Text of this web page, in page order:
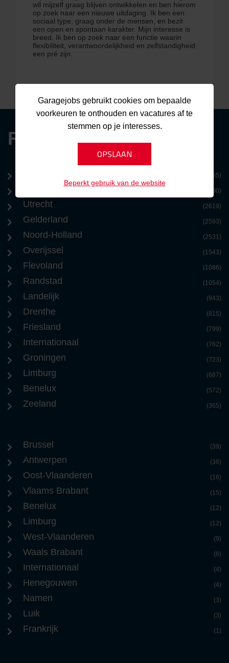
wil mijzelf graag blijven ontwikkelen en ben hierom
op zoek naar een nieuwe uitdaging. Ik ben een
sociaal type, graag onder de mensen, en bezit
een open en spontaan karakter. Mijn interesse is
breed. Ik ben op zoek naar een functie waarin
flexibiliteit, verantwoordelijkheid en zelfstandigheid
een pré zijn.
REGIO
(4155)
Noord-Brabant (3290)
Utrecht (2619)
Gelderland (2593)
Noord-Holland (2531)
Overijssel (1543)
Flevoland (1086)
Randstad (1054)
Landelijk (943)
Drenthe (815)
Friesland (799)
Internationaal (762)
Groningen (723)
Limburg (687)
Benelux (572)
Zeeland (365)
Brussel (39)
Antwerpen (36)
Oost-Vlaanderen (16)
Vlaams Brabant (15)
Benelux (12)
Limburg (12)
West-Vlaanderen (9)
Waals Brabant (6)
Internationaal (4)
Henegouwen (4)
Namen (3)
Luik (3)
Frankrijk (1)
Garagejobs gebruikt cookies om bepaalde
voorkeuren te onthouden en vacatures af te
stemmen op je interesses.
Beperkt gebruik van de website